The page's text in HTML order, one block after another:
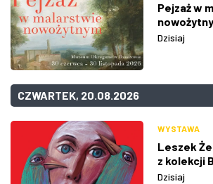
Pejzaż w
Dzisiaj
CZWARTEK, 20.08.2026
WYSTAWA
Leszek
z kolekcji
Dzisiaj